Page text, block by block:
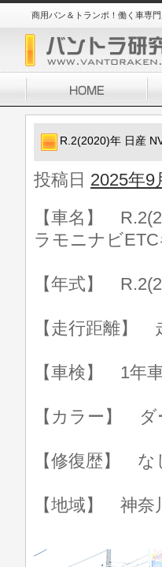
商用バン＆トランポ！働く車専門
R.2(2020)年 日産
投稿日 2025年9
【車名】
ラモニナビ
【年式】
【走行距離】
【車検】 1年
【カラー】 ダ
【修復歴】 な
【地域】 神奈